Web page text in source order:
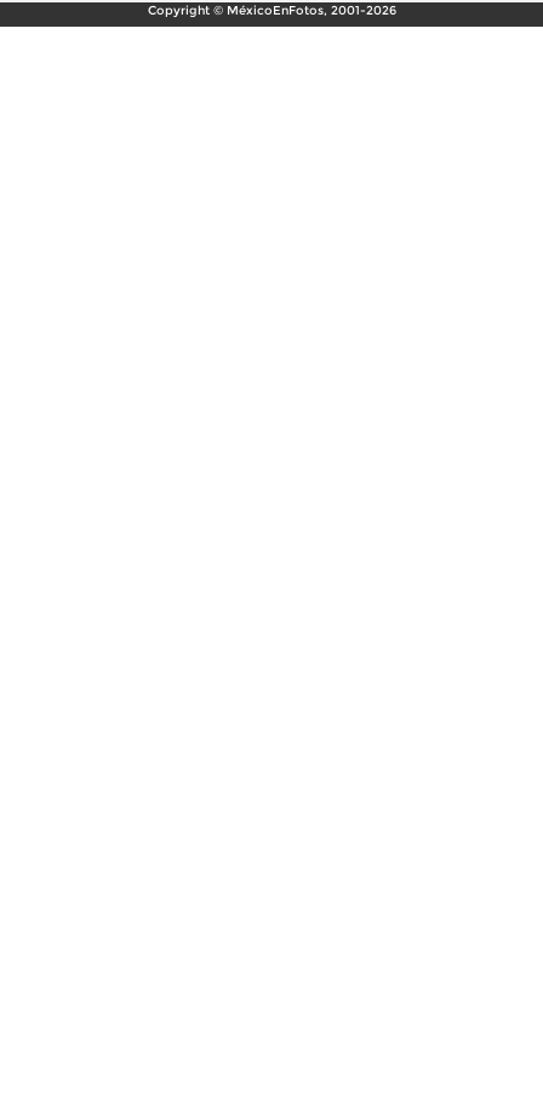
Copyright © MéxicoEnFotos, 2001-2026